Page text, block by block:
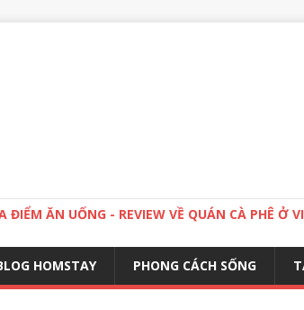
ĐIỂM ĂN UỐNG - REVIEW VỀ QUÁN CÀ PHÊ Ở
HOMSTAY PHONG CÁCH SỐNG